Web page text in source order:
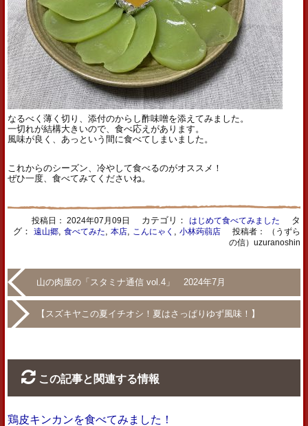
なるべく薄く切り、添付のからし酢味噌を添えてみました。
一切れが結構大きいので、食べ応えがあります。
風味が良く、あっという間に食べてしまいました。
これからのシーズン、冷やして食べるのがオススメ！
ぜひ一度、食べてみてくださいね。
投稿日： 2024年07月09日 カテゴリ： はじめて食べてみました タ
グ： 遠山郷, 食べてみた 本店, こんにゃく 小林蒟蒻店
投稿者： （うずら
の信）uzuranoshin
山の肉屋の「スタミナ通信 vol.4」 2024年7月
【スズキヤこの夏イチオシ！夏はさっぱりゆず風味！】
この記事と関連する情報
鶏皮キンカンを食べてみました！